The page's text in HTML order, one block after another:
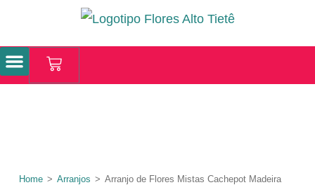
Home > Arranjos > Arranjo de Flores Mistas Cachepot Madeira